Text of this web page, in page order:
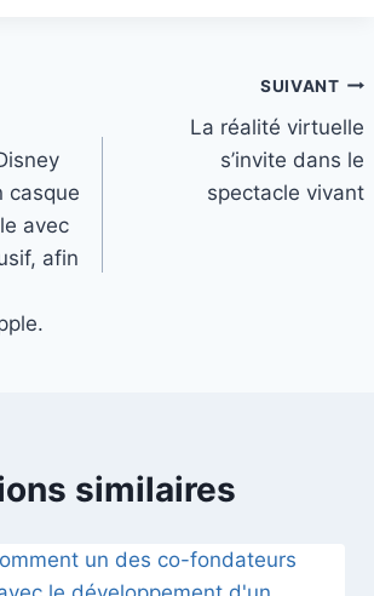
casque
avec
afin
SUIVANT
La réalité virtuelle
s’invite dans le
spectacle vivant
similaires